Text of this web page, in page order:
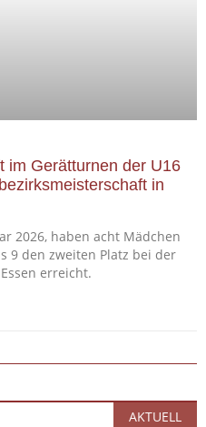
im Gerätturnen der U16
in
2026, haben acht Mädchen
9 den zweiten Platz bei der
erreicht.
AKTUELL